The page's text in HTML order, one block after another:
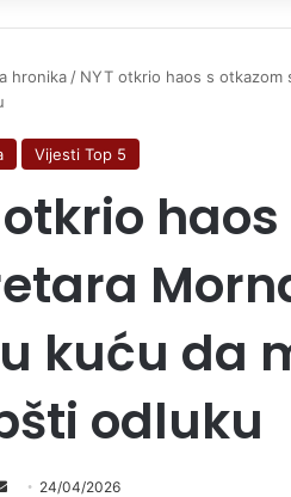
hronika / NYT otkrio haos s otkazom
Vijesti Top 5
otkrio
kuću da
odluku
Send 24/04/2026